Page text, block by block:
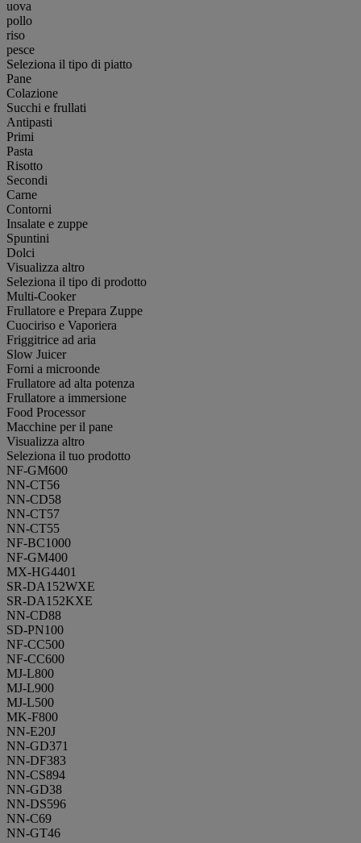
uova
pollo
riso
pesce
Seleziona il tipo di piatto
Pane
Colazione
Succhi e frullati
Antipasti
Primi
Pasta
Risotto
Secondi
Carne
Contorni
Insalate e zuppe
Spuntini
Dolci
Visualizza altro
Seleziona il tipo di prodotto
Multi-Cooker
Frullatore e Prepara Zuppe
Cuociriso e Vaporiera
Friggitrice ad aria
Slow Juicer
Forni a microonde
Frullatore ad alta potenza
Frullatore a immersione
Food Processor
Macchine per il pane
Visualizza altro
Seleziona il tuo prodotto
NF-GM600
NN-CT56
NN-CD58
NN-CT57
NN-CT55
NF-BC1000
NF-GM400
MX-HG4401
SR-DA152WXE
SR-DA152KXE
NN-CD88
SD-PN100
NF-CC500
NF-CC600
MJ-L800
MJ-L900
MJ-L500
MK-F800
NN-E20J
NN-GD371
NN-DF383
NN-CS894
NN-GD38
NN-DS596
NN-C69
NN-GT46